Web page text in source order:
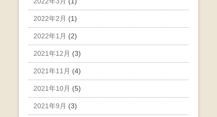
2022年2月 (1)
2022年1月 (2)
2021年12月 (3)
2021年11月 (4)
2021年10月 (5)
2021年9月 (3)